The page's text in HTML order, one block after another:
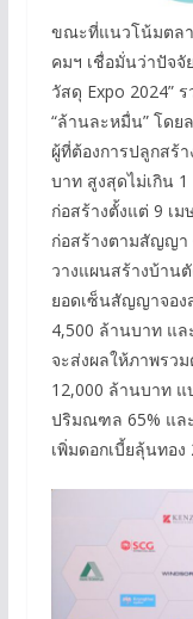
ขณะที่แนวโน้มตลา
คมฯ เชื่อมั่นว่าปัจ
วัสดุ Expo 2024”
“ล้านละหมื่น” โด
ผู้ที่ต้องการปลูกสร้
บาท สูงสุดไม่เกิน
ก่อสร้างตั้งแต่ 9 เ
ก่อสร้างตามสัญญา
วางแผนสร้างบ้าน
ยอดเซ็นสัญญาจอง
4,500 ล้านบาท แ
จะส่งผลให้ภาพรว
12,000 ล้านบาท แ
ปริมณฑล 65% แล
เพิ่มดอกเบี้ยลุ้นทอ